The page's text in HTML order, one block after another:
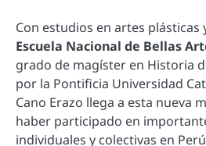
Con estudios en artes plásticas
Escuela Nacional de Bellas
grado de magíster en Historia
por la Pontificia Universidad
Cano Erazo llega a esta nueva
haber participado en
individuales y colectivas en